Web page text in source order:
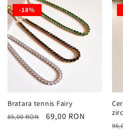
-18%
Bratara tennis Fairy
Preț
85,00 RON
Preț
69,00 RON